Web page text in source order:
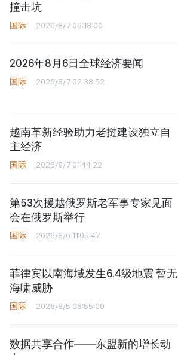
撞击坑
国际 2026/8/7 06:18:00
2026年8月6日全球经济要闻
国际 2026/8/7 02:38:52
越南革新经验助力老挝建设独立自
主经济
国际 2026/8/7 01:44:22
第53次援越俄罗斯老军事专家见面
会在俄罗斯举行
国际 2026/8/6 11:05:47
菲律宾以南海域发生6.4级地震 暂无
海啸威胁
国际 2026/8/5 06:55:00
数据共享合作——东盟新的增长动